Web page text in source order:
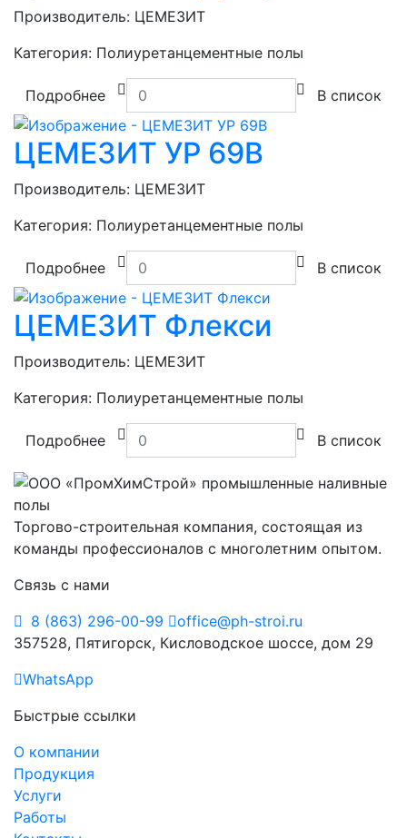
Производитель: ЦЕМЕЗИТ
Категория: Полиуретанцементные полы
Подробнее В список
ЦЕМЕЗИТ УР 69В
Производитель: ЦЕМЕЗИТ
Категория: Полиуретанцементные полы
Подробнее В список
ЦЕМЕЗИТ Флекси
Производитель: ЦЕМЕЗИТ
Категория: Полиуретанцементные полы
Подробнее В список
Торгово-строительная компания, состоящая из
команды профессионалов с многолетним опытом.
Связь с нами
8 (863) 296-00-99
office@ph-stroi.ru
357528, Пятигорск, Кисловодское шоссе, дом 29
WhatsApp
Быстрые ссылки
О компании
Продукция
Услуги
Работы